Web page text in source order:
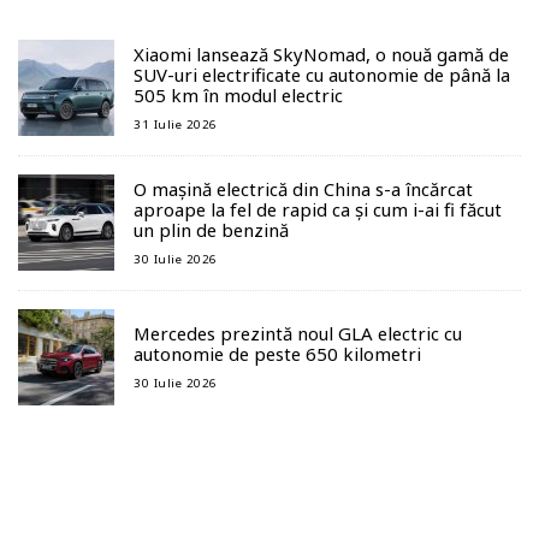
Xiaomi lansează SkyNomad, o nouă gamă de
SUV-uri electrificate cu autonomie de până la
505 km în modul electric
31 Iulie 2026
O mașină electrică din China s-a încărcat
aproape la fel de rapid ca și cum i-ai fi făcut
un plin de benzină
30 Iulie 2026
Mercedes prezintă noul GLA electric cu
autonomie de peste 650 kilometri
30 Iulie 2026